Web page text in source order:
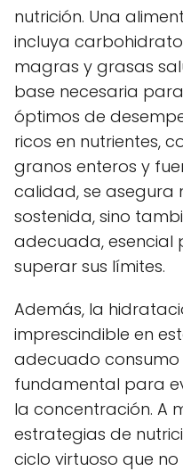
nutrición. Una
incluya
magras y grasas
base necesaria
óptimos de
ricos en nutrientes,
granos enteros y
calidad, se asegura
sostenida, sino
adecuada, esencial
superar sus límites.
Además, la
imprescindible en
adecuado
fundamental para
la concentración. A
estrategias de
ciclo virtuoso que